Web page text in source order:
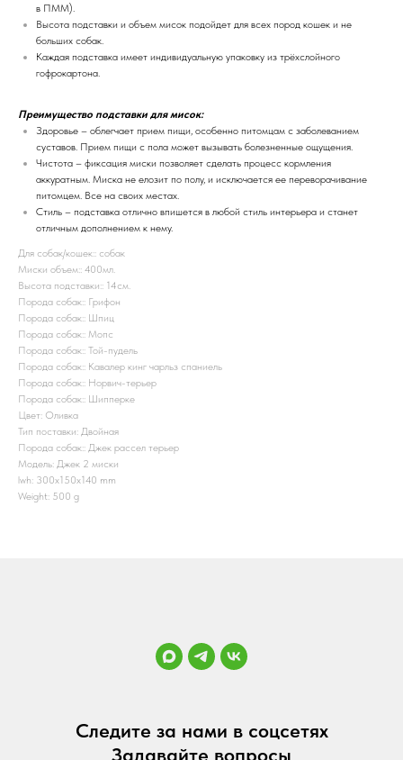
в ПММ).
Высота подставки и объем мисок подойдет для всех пород кошек и не
больших собак.
Каждая подставка имеет индивидуальную упаковку из трёхслойного
гофрокартона.
Преимущество подставки для мисок:
Здоровье – облегчает прием пищи, особенно питомцам с заболеванием
суставов. Прием пищи с пола может вызывать болезненные ощущения.
Чистота – фиксация миски позволяет сделать процесс кормления
аккуратным. Миска не елозит по полу, и исключается ее переворачивание
питомцем. Все на своих местах.
Стиль – подставка отлично впишется в любой стиль интерьера и станет
отличным дополнением к нему.
Для собак/кошек:: собак
Миски объем:: 400мл.
Высота подставки:: 14см.
Порода собак:: Грифон
Порода собак:: Шпиц
Порода собак:: Мопс
Порода собак:: Той-пудель
Порода собак:: Кавалер кинг чарльз спаниель
Порода собак:: Норвич-терьер
Порода собак:: Шипперке
Цвет: Оливка
Тип поставки: Двойная
Порода собак:: Джек рассел терьер
Модель: Джек 2 миски
lwh: 300x150x140 mm
Weight: 500 g
Следите за нами в соцсетях
Задавайте вопросы